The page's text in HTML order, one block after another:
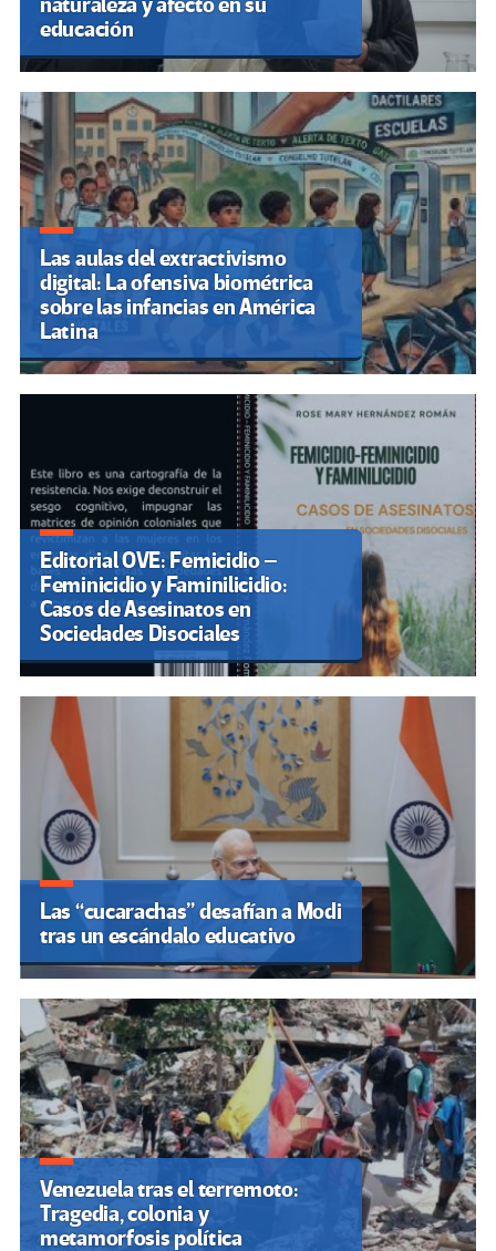
educación
Las aulas del extractivismo
digital: La ofensiva biométrica
sobre las infancias en América
Latina
Editorial OVE: Femicidio –
Feminicidio y Faminilicidio:
Casos de Asesinatos en
Sociedades Disociales
Las “cucarachas” desafían a Modi
tras un escándalo educativo
Venezuela tras el terremoto:
Tragedia, colonia y
metamorfosis política